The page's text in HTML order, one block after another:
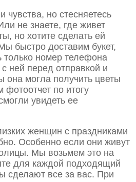
чувства, но стесняетесь
не знаете, где живет
но хотите сделать ей
быстро доставим букет,
только номер телефона
ней перед отправкой и
она могла получить цветы
по итогу
увидеть ее
женщин с праздниками
Особенно если они живут
Мы возьмем это на
для каждой подходящий
сделают все за вас. При